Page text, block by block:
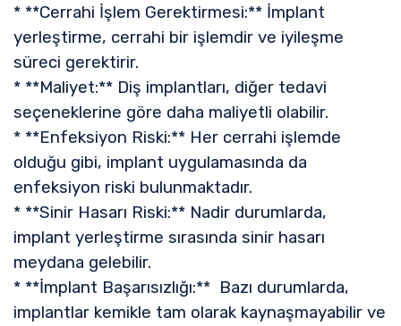
* **Cerrahi İşlem Gerektirmesi:** İmplant
yerleştirme, cerrahi bir işlemdir ve iyileşme
süreci gerektirir.
* **Maliyet:** Diş implantları, diğer tedavi
seçeneklerine göre daha maliyetli olabilir.
* **Enfeksiyon Riski:** Her cerrahi işlemde
olduğu gibi, implant uygulamasında da
enfeksiyon riski bulunmaktadır.
* **Sinir Hasarı Riski:** Nadir durumlarda,
implant yerleştirme sırasında sinir hasarı
meydana gelebilir.
* **İmplant Başarısızlığı:** Bazı durumlarda,
implantlar kemikle tam olarak kaynaşmayabilir ve